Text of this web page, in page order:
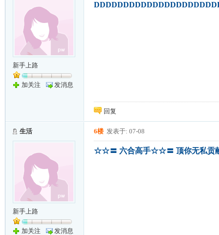
新手上路
加关注 发消息
回复
生活
新手上路
加关注 发消息
6楼 发表于: 07-08
☆☆〓 六合高手☆☆〓 顶你无私